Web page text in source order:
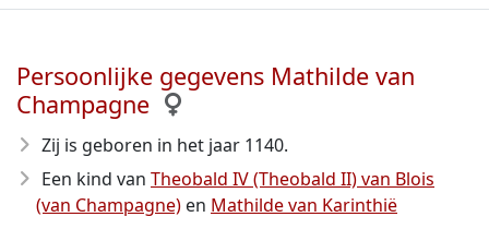
Persoonlijke gegevens Mathilde van
Champagne
Zij is geboren in het jaar 1140.
Een kind van Theobald IV (Theobald II) van Blois
(van Champagne) en Mathilde van Karinthië